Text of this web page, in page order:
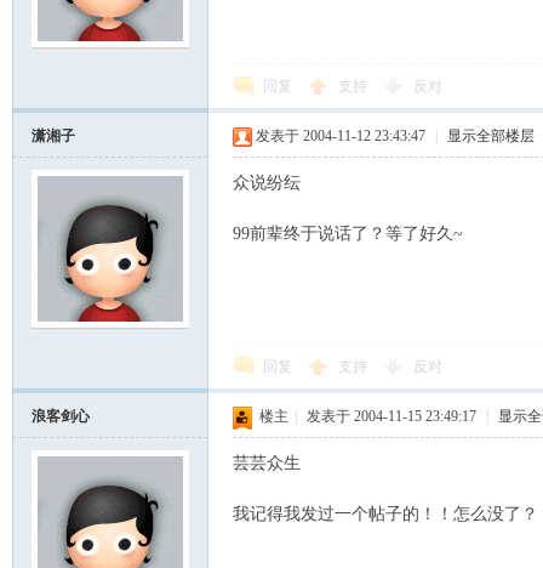
回复 支持 反对
潇湘子 发表于 2004-11-12 23:43:47 显示全部楼层
众说纷纭
99前辈终于说话了？等了好久~
回复 支持 反对
浪客剑心 楼主 发表于 2004-11-15 23:49:17 显示
芸芸众生
我记得我发过一个帖子的！！怎么没了？